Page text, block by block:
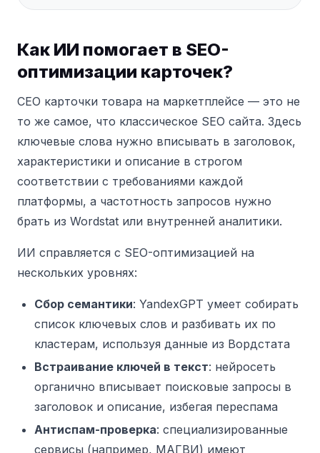
Как ИИ помогает в SEO-
оптимизации карточек?
СЕО карточки товара на маркетплейсе — это не
то же самое, что классическое SEO сайта. Здесь
ключевые слова нужно вписывать в заголовок,
характеристики и описание в строгом
соответствии с требованиями каждой
платформы, а частотность запросов нужно
брать из Wordstat или внутренней аналитики.
ИИ справляется с SEO-оптимизацией на
нескольких уровнях:
Сбор семантики: YandexGPT умеет собирать
список ключевых слов и разбивать их по
кластерам, используя данные из Вордстата
Встраивание ключей в текст: нейросеть
органично вписывает поисковые запросы в
заголовок и описание, избегая переспама
Антиспам-проверка: специализированные
сервисы (например, МАГВИ) имеют